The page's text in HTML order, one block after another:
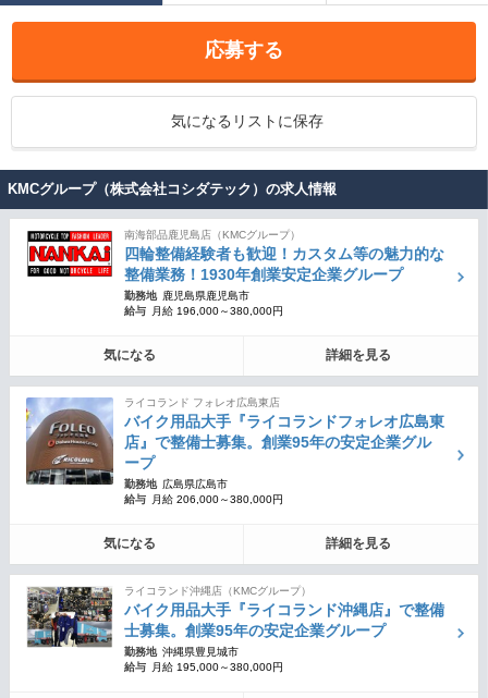
応募する
気になるリストに保存
KMCグループ（株式会社コシダテック）の求人情報
南海部品鹿児島店（KMCグループ）
四輪整備経験者も歓迎！カスタム等の魅力的な
整備業務！1930年創業安定企業グループ
勤務地 鹿児島県鹿児島市
給与
月給 196,000～380,000円
気になる 詳細を見る
ライコランド フォレオ広島東店
バイク用品大手『ライコランドフォレオ広島東
店』で整備士募集。創業95年の安定企業グル
ープ
勤務地 広島県広島市
給与
月給 206,000～380,000円
気になる 詳細を見る
ライコランド沖縄店（KMCグループ）
バイク用品大手『ライコランド沖縄店』で整備
士募集。創業95年の安定企業グループ
勤務地 沖縄県豊見城市
給与
月給 195,000～380,000円